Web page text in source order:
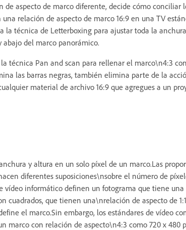
de aspecto de marco diferente, decide cómo conciliar
relación de aspecto de marco 16:9 en una TV
la técnica de Letterboxing para ajustar toda la
abajo del marco panorámico.
técnica Pan and scan para rellenar el marco\n4:3
las barras negras, también elimina parte de la
material de archivo 16:9 que agregues a un
y altura en un solo píxel de un marco.Las
diferentes suposiciones\nsobre el número de
vídeo informático definen un fotograma que tiene
cuadrados, que tienen una\nrelación de aspecto de
el marco.Sin embargo, los estándares de vídeo
marco con relación de aspecto\n4:3 como 720 x 480